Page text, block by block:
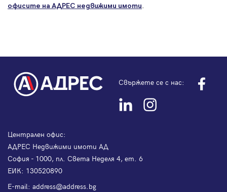
офисите на АДРЕС недвижими имоти.
Свържете се с нас:
Централен офис:
АДРЕС Недвижими имоти АД
София - 1000, пл. Света Неделя 4, ет. 6
ЕИК: 130520890
Е-mail: address@address.bg